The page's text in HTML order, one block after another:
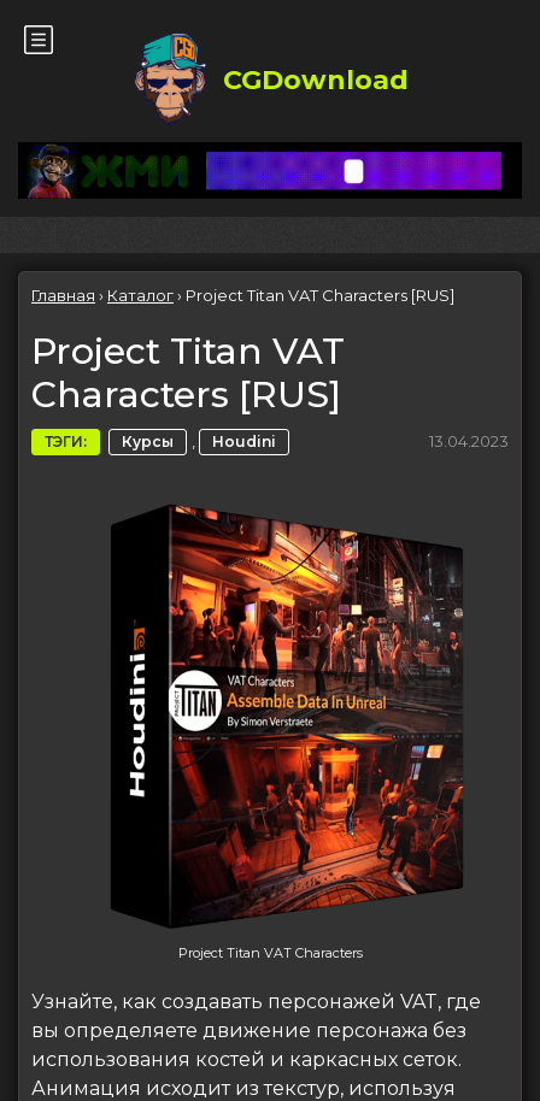
CGDownload
Главная › Каталог› Project Titan VAT Characters [RUS]
Project Titan VAT
Characters [RUS]
ТЭГИ: Курсы , Houdini 13.04.2023
Project Titan VAT Characters
Узнайте, как создавать персонажей VAT, где
вы определяете движение персонажа без
использования костей и каркасных сеток.
Анимация исходит из текстур, используя